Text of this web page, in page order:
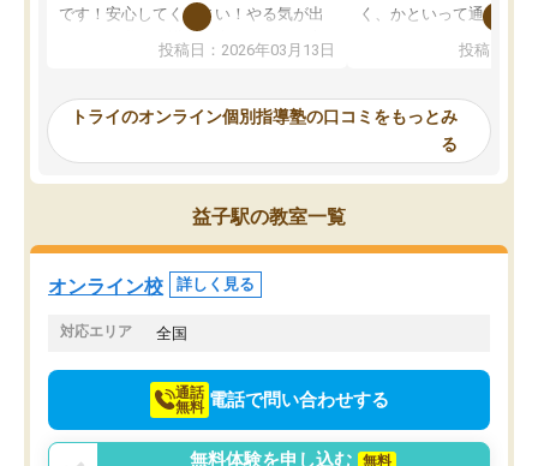
です！安心してください！やる気が出
ないのは私たち講師の責任です」と言
ってくださり、確かに！と考えて、思
ったんですが、学生の先生から学ぶこ
み、徐々に成績が上がったらいいなと
思っていました。何が今足りないのか
を的確に指導いただき、子どももびっ
くりするほど楽しんでやる気を持って
塾を受けています。狙い通り、少しず
つ成績も上がり、苦手意識も無くなっ
てきたので、さらに苦手な数学も追加
でお願いしました。来年の高校受験に
投稿日：2026年03月13日
く、かといって通うには
可能なので本当に助か
らないところをピンポイ
頂いて、とてもわかり
していました。一生を
スト、多少お金がかかっ
投稿日：
トライのオンライン個別指導塾の口コミをもっとみ
る
益子駅の教室一覧
オンライン校 詳しく見る
対応エリア 全国
通話
無料 電話で問い合わせする
無料体験を申し込む
無料